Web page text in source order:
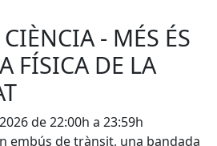
- MÉS ÉS
FÍSICA DE LA
de 22:00h a 23:59h
embús de trànsit, una bandada